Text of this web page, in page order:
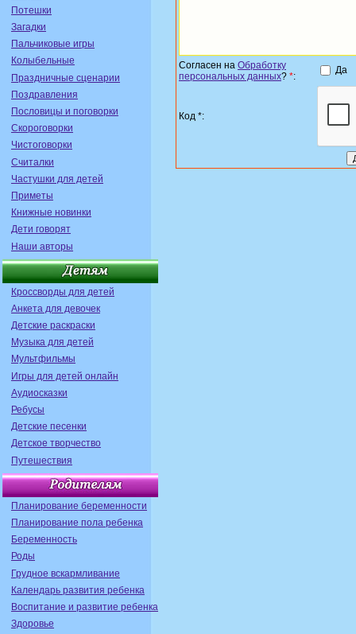
Потешки
Загадки
Пальчиковые игры
Колыбельные
Праздничные сценарии
Поздравления
Пословицы и поговорки
Скороговорки
Чистоговорки
Считалки
Частушки для детей
Приметы
Книжные новинки
Дети говорят
Наши авторы
Кроссворды для детей
Анкета для девочек
Детские раскраски
Музыка для детей
Мультфильмы
Игры для детей онлайн
Аудиосказки
Ребусы
Детские песенки
Детское творчество
Путешествия
Планирование беременности
Планирование пола ребенка
Беременность
Роды
Грудное вскармливание
Календарь развития ребенка
Воспитание и развитие ребенка
Здоровье
Согласен на Обработку
персональных данных? *:
Да
Код *: